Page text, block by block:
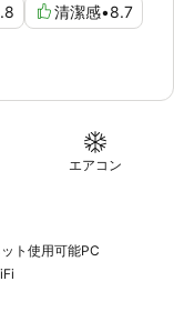
清潔感•8.7
エアコン
ト使用可能PC